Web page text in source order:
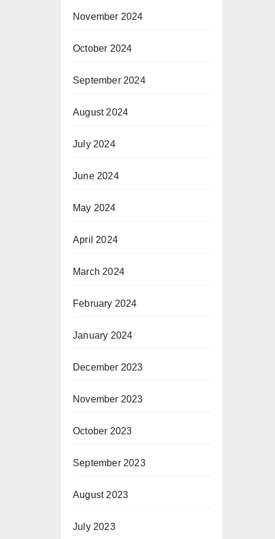
November 2024
October 2024
September 2024
August 2024
July 2024
June 2024
May 2024
April 2024
March 2024
February 2024
January 2024
December 2023
November 2023
October 2023
September 2023
August 2023
July 2023